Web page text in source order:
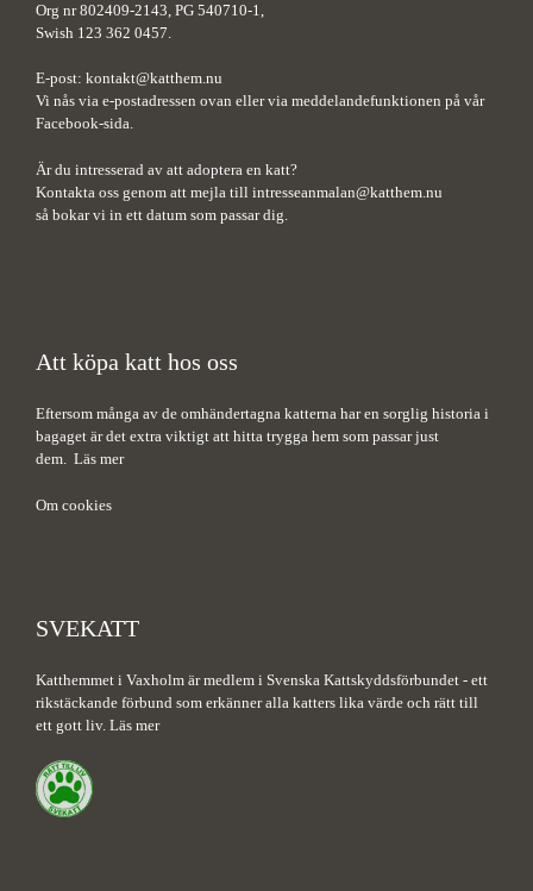
Org nr 802409-2143, PG 540710-1,
Swish 123 362 0457.
E-post: kontakt@katthem.nu
Vi nås via e-postadressen ovan eller via meddelandefunktionen på vår
Facebook-sida.
Är du intresserad av att adoptera en katt?
Kontakta oss genom att mejla till intresseanmalan@katthem.nu
så bokar vi in ett datum som passar dig.
Att köpa katt hos oss
Eftersom många av de omhändertagna katterna har en sorglig historia i
bagaget är det extra viktigt att hitta trygga hem som passar just
dem. Läs mer
Om cookies
SVEKATT
Katthemmet i Vaxholm är medlem i Svenska Kattskyddsförbundet - ett
rikstäckande förbund som erkänner alla katters lika värde och rätt till
ett gott liv. Läs mer